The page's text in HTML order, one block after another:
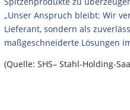
„Unser Anspruch bleibt: Wir
Lieferant, sondern als
maßgeschneiderte Lösungen
(Quelle: SHS– Stahl-Holding-